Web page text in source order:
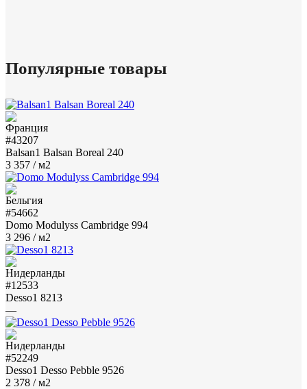
Популярные товары
#43207
Balsan1 Balsan Boreal 240
3 357 / м2
#54662
Domo Modulyss Cambridge 994
3 296 / м2
#12533
Desso1 8213
—
#52249
Desso1 Desso Pebble 9526
2 378 / м2